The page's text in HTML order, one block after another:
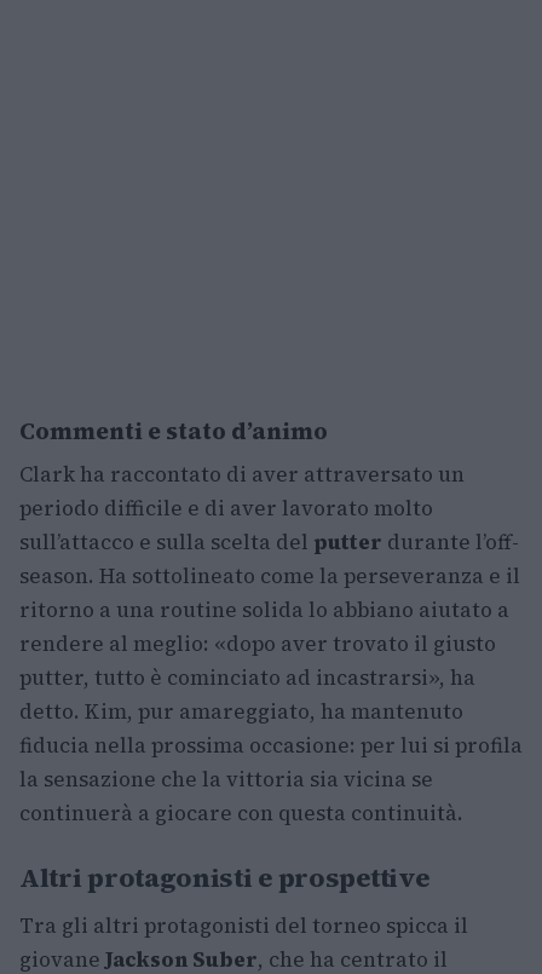
Commenti e stato d’animo
Clark ha raccontato di aver attraversato un
periodo difficile e di aver lavorato molto
sull’attacco e sulla scelta del putter durante l’off-
season. Ha sottolineato come la perseveranza e il
ritorno a una routine solida lo abbiano aiutato a
rendere al meglio: «dopo aver trovato il giusto
putter, tutto è cominciato ad incastrarsi», ha
detto. Kim, pur amareggiato, ha mantenuto
fiducia nella prossima occasione: per lui si profila
la sensazione che la vittoria sia vicina se
continuerà a giocare con questa continuità.
Altri protagonisti e prospettive
Tra gli altri protagonisti del torneo spicca il
giovaneJackson Suber, che ha centrato il